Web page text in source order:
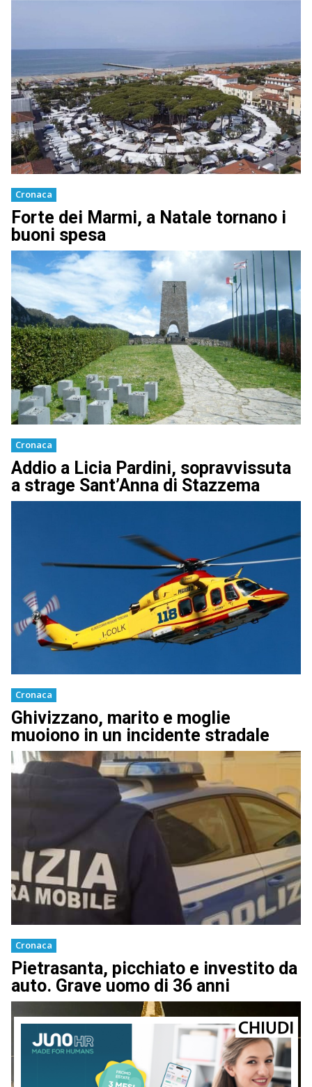
Cronaca
Forte dei Marmi, a Natale tornano i
buoni spesa
Cronaca
Addio a Licia Pardini, sopravvissuta
a strage Sant’Anna di Stazzema
Cronaca
Ghivizzano, marito e moglie
muoiono in un incidente stradale
Cronaca
Pietrasanta, picchiato e investito da
auto. Grave uomo di 36 anni